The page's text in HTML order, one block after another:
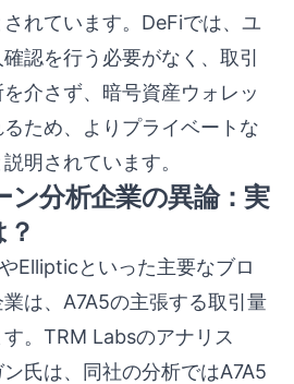
されています。DeFiでは、ユ
認を行う必要がなく、取引
介さず、暗号資産ウォレッ
ため、よりプライベートな
明されています。
ン分析企業の異論：実
Ellipticといった主要なブロ
は、A7A5の主張する取引量
。TRM Labsのアナリス
氏は、同社の分析ではA7A5